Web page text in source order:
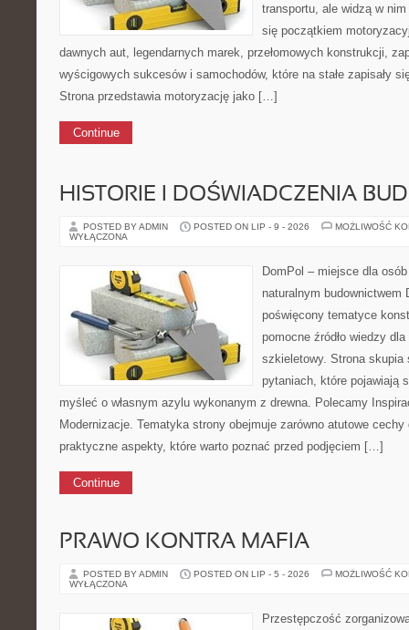
transportu, ale widzą w
się początkiem
dawnych aut, legendarnych marek, przełomowych konstrukcji,
wyścigowych sukcesów i samochodów, które na stałe zapisały
Strona przedstawia motoryzację jako […]
Continue
HISTORIE I DOŚWIADCZENIA
POSTED BY ADMIN POSTED ON LIP - 9 - 2026
MOŻLIWOŚĆ
WYŁĄCZONA
DomPol – miejsce dla
naturalnym budownictwem
poświęcony tematyce
pomocne źródło wiedzy
szkieletowy. Strona skupia
pytaniach, które pojawiają
myśleć o własnym azylu wykonanym z drewna. Polecamy
Modernizacje. Tematyka strony obejmuje zarówno atutowe
praktyczne aspekty, które warto poznać przed podjęciem […]
Continue
PRAWO KONTRA MAFIA
POSTED BY ADMIN POSTED ON LIP - 5 - 2026
MOŻLIWOŚĆ
WYŁĄCZONA
Przestępczość